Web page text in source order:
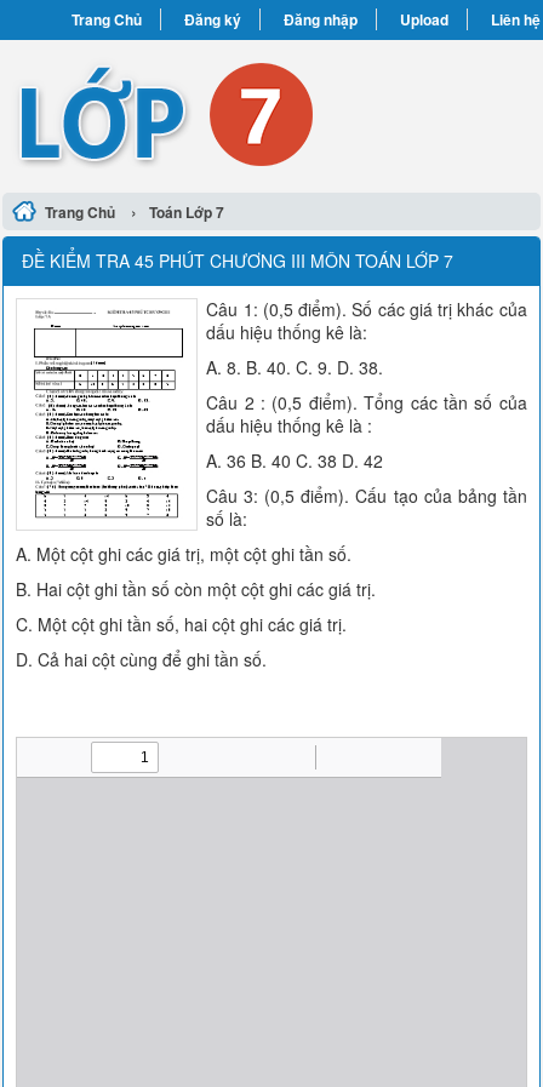
Trang Chủ Đăng ký Đăng nhập Upload Liên hệ
Trang Chủ › Toán Lớp 7
ĐỀ KIỂM TRA 45 PHÚT CHƯƠNG III MÔN TOÁN LỚP 7
Câu 1: (0,5 điểm). Số các giá trị khác của
dấu hiệu thống kê là:
A. 8. B. 40. C. 9. D. 38.
Câu 2 : (0,5 điểm). Tổng các tần số của
dấu hiệu thống kê là :
A. 36 B. 40 C. 38 D. 42
Câu 3: (0,5 điểm). Cấu tạo của bảng tần
số là:
A. Một cột ghi các giá trị, một cột ghi tần số.
B. Hai cột ghi tần số còn một cột ghi các giá trị.
C. Một cột ghi tần số, hai cột ghi các giá trị.
D. Cả hai cột cùng để ghi tần số.